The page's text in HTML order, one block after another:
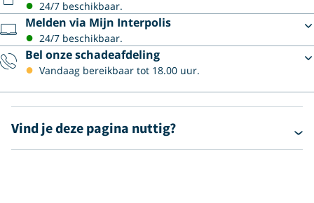
24/7 beschikbaar.
Melden via Mijn Interpolis
24/7 beschikbaar.
Bel onze schadeafdeling
Vandaag bereikbaar tot 18.00 uur.
Vind je deze pagina nuttig?